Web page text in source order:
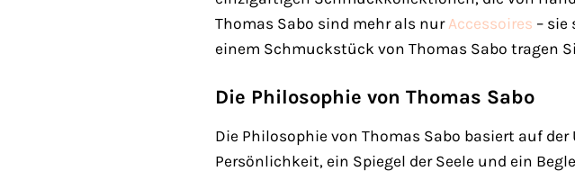
Thomas Sabo sind mehr als nur Accessoires – sie
einem Schmuckstück von Thomas Sabo tragen
Die Philosophie von Thomas Sabo
Die Philosophie von Thomas Sabo basiert auf der
Persönlichkeit, ein Spiegel der Seele und ein